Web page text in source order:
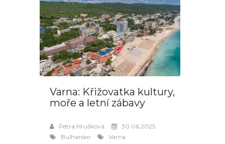
Varna: Křižovatka kultury,
moře a letní zábavy
Petra Hrušková
30.06.2025
Bulharsko
Varna